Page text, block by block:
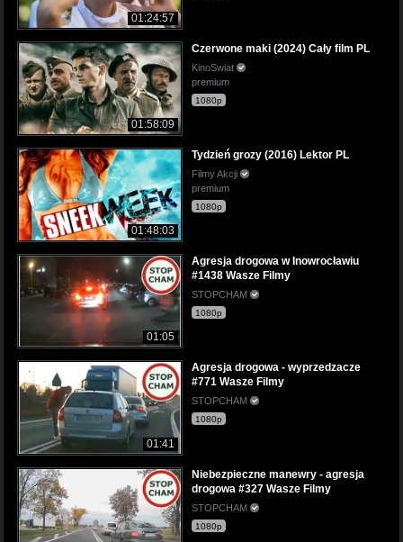
01:24:57
01:58:09
Czerwone maki (2024) Cały film PL
KinoSwiat
premium
1080p
01:48:03
Tydzień grozy (2016) Lektor PL
Filmy Akcji
premium
1080p
01:05
Agresja drogowa w Inowrocławiu
#1438 Wasze Filmy
STOPCHAM
1080p
01:41
Agresja drogowa - wyprzedzacze
#771 Wasze Filmy
STOPCHAM
1080p
Niebezpieczne manewry - agresja
drogowa #327 Wasze Filmy
STOPCHAM
1080p